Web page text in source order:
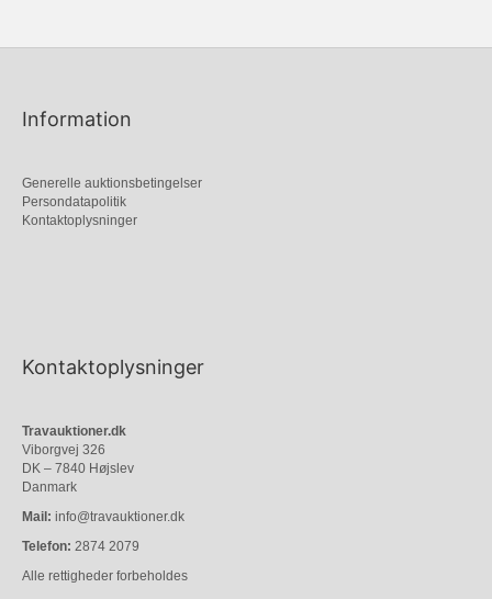
Information
Generelle auktionsbetingelser
Persondatapolitik
Kontaktoplysninger
Kontaktoplysninger
Travauktioner.dk
Viborgvej 326
DK – 7840 Højslev
Danmark
Mail: info@travauktioner.dk
Telefon: 2874 2079
Alle rettigheder forbeholdes